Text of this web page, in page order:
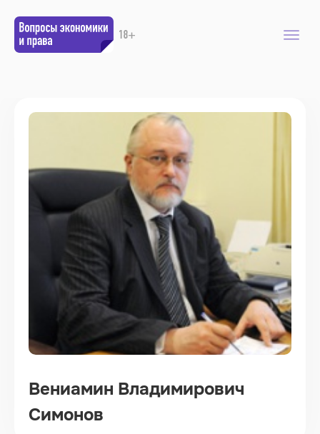
Вениамин Владимирович
Симонов